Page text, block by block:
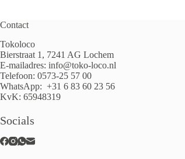
Contact
Tokoloco
Bierstraat 1, 7241 AG Lochem
E-mailadres: info@toko-loco.nl
Telefoon: 0573-25 57 00
WhatsApp: +31 6 83 60 23 56
KvK: 65948319
Socials